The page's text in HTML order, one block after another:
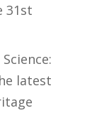
31st
latest